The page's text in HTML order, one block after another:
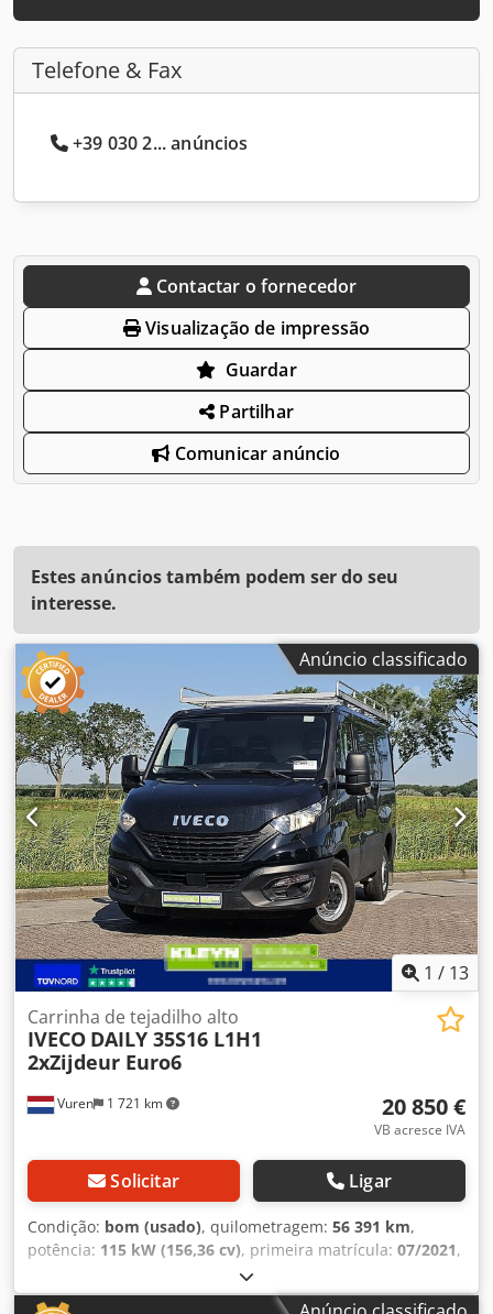
Telefone & Fax
+39 030 2... anúncios
Contactar o fornecedor
Visualização de impressão
Guardar
Partilhar
Comunicar anúncio
Estes anúncios também podem ser do seu
interesse.
Anúncio classificado
1 / 13
Vuren 1 721 km
Carrinha de tejadilho alto
IVECO DAILY 35S16 L1H1
2xZijdeur Euro6
20 850 €
VB acresce IVA
Solicitar Ligar
Condição: bom (usado), quilometragem: 56 391 km,
potência: 115 kW (156,36 cv), primeira matrícula: 07/2021,
, tamanho do pneu:
configuração de eixo:4x2, distância entre eixos:3 000 mm,